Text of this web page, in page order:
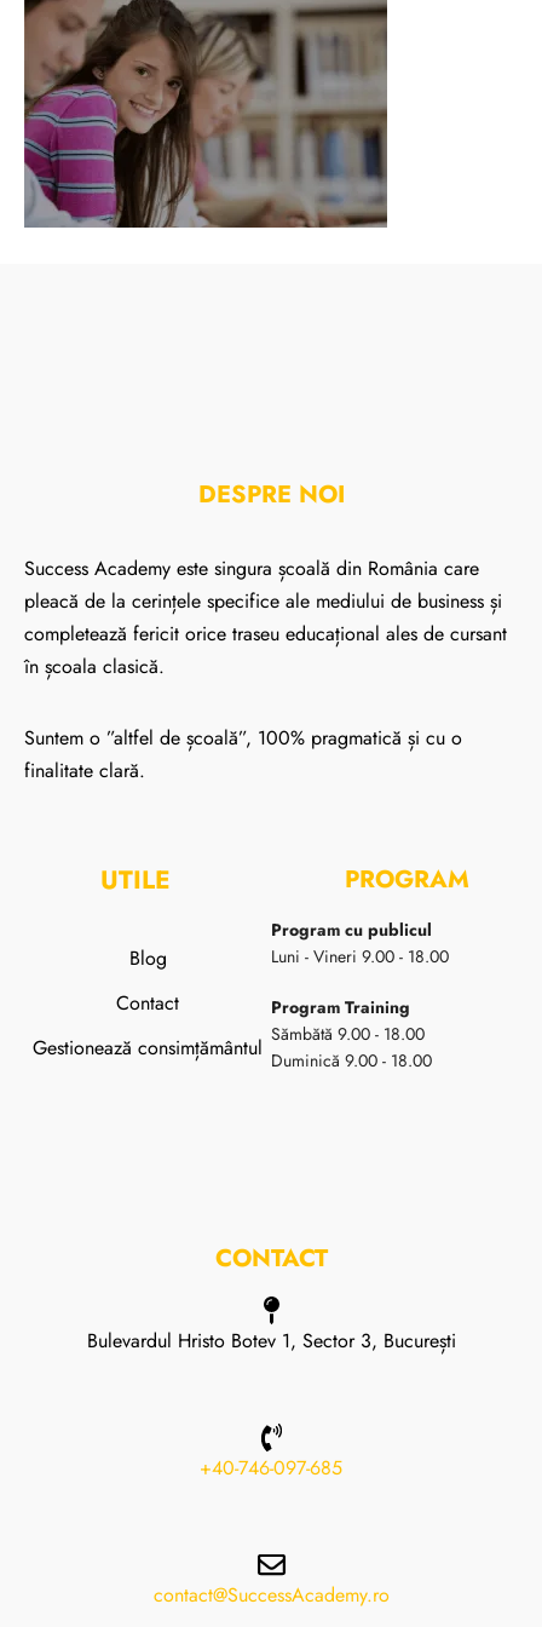
DESPRE NOI
Success Academy este singura școală din România care
pleacă de la cerințele specifice ale mediului de business și
completează fericit orice traseu educațional ales de cursant
în școala clasică.
Suntem o ”altfel de școală”, 100% pragmatică și cu o
finalitate clară.
UTILE
Blog
Contact
Gestionează consimțământul
PROGRAM
Program cu publicul
Luni - Vineri 9.00 - 18.00
Program Training
Sămbătă 9.00 - 18.00
Duminică 9.00 - 18.00
CONTACT
Bulevardul Hristo Botev 1, Sector 3, București
+40-746-097-685
contact@SuccessAcademy.ro